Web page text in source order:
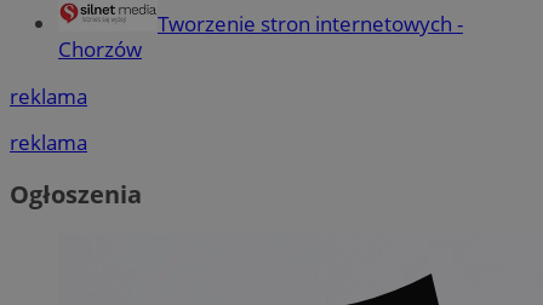
Tworzenie stron internetowych -
Chorzów
reklama
reklama
Ogłoszenia